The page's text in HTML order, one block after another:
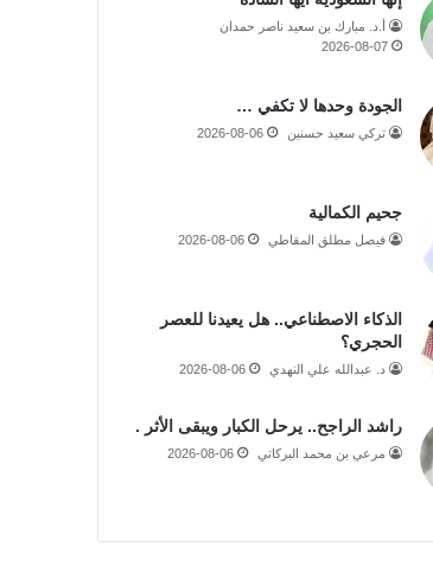
أ.د. مبارك بن سعيد ناصر حمدان
2026-08-07
الجودة وحدها لا تكفي …
تركي سعيد حسنين 2026-08-06
جحيم الكمالية
فيصل مطلق المقاطي 2026-08-06
الذكاء الاصطناعي.. هل يعيدنا للعصر
الحجري؟
د. عبدالله علي النهدي 2026-08-06
راشد الراجح.. يرحل الكبار ويبقى الأثر .
مرعي بن محمد البركاتي 2026-08-06